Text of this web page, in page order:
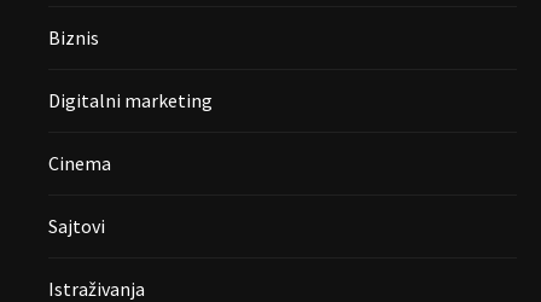
Biznis
Digitalni marketing
Cinema
Sajtovi
Istraživanja